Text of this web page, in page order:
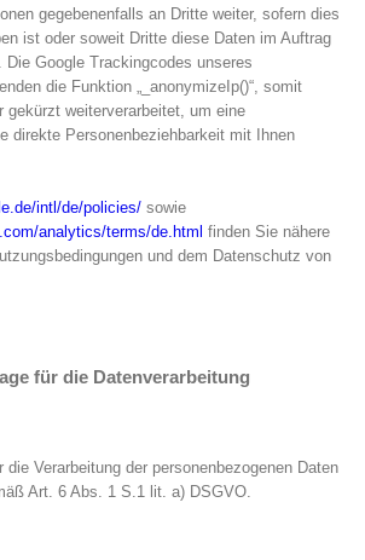
gegebenenfalls an Dritte weiter, sofern dies
ist oder soweit Dritte diese Daten im Auftrag
Die Google Trackingcodes unseres
die Funktion „_anonymizeIp()“, somit
gekürzt weiterverarbeitet, um eine
direkte Personenbeziehbarkeit mit Ihnen
intl/de/policies/ sowie
analytics/terms/de.html finden Sie nähere
und dem Datenschutz von
für die Datenverarbeitung
die Verarbeitung der personenbezogenen Daten
Art. 6 Abs. 1 S.1 lit. a) DSGVO.